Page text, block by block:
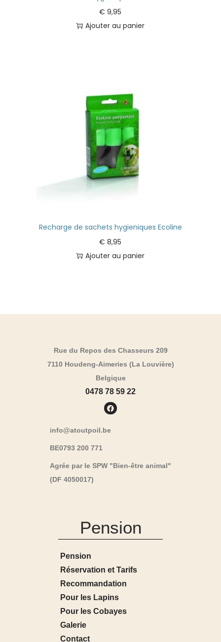
€ 9,95
Ajouter au panier
Recharge de sachets hygieniques Ecoline
€ 8,95
Ajouter au panier
Rue du Repos des Chasseurs 209
7110 Houdeng-Aimeries (La Louvière)
Belgique
0478 78 59 22
info@atoutpoil.be
BE0793 200 771
Agrée par le SPW "Bien-être animal"
(DF 4050017)
Pension
Pension
Réservation et Tarifs
Recommandation
Pour les Lapins
Pour les Cobayes
Galerie
Contact